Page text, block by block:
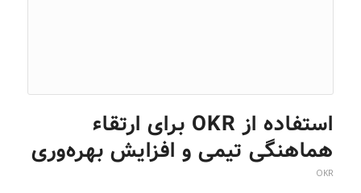
استفاده از OKR برای ارتقاء
هماهنگی تیمی و افزایش بهره‌وری
OKR